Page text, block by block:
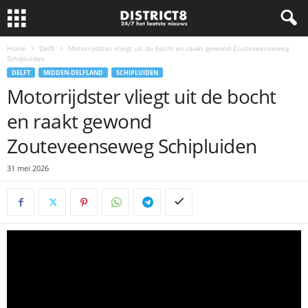
Home Delft
Motorrijdster vliegt uit de bocht en raakt gewond Zouteveenseweg
Schipluiden
DELFT MIDDEN-DELFLAND SCHIPLUIDEN
Motorrijdster vliegt uit de bocht
en raakt gewond
Zouteveenseweg Schipluiden
31 mei 2026